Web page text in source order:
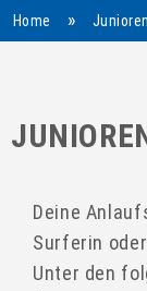
Home » Junioren
Deine
Surferin
Unter den